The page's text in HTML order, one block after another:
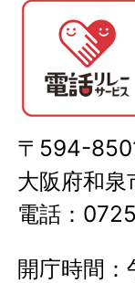
〒594-
大阪府和
電話：
開庁時間